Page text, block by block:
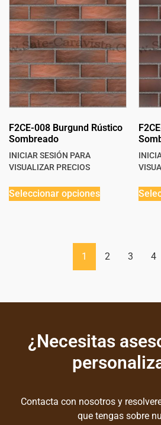
F2CE-008 Burgund Rústico
Sombreado
INICIAR SESIÓN PARA
VISUALIZAR PRECIOS
Seleccionar opciones
1 2 3 4
¿Necesitas
Contacta con nosotros y
que tengas sobre